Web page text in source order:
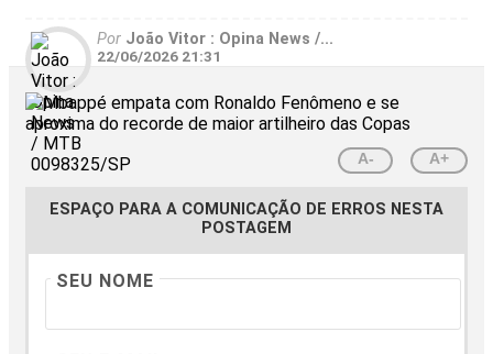
Por João Vitor : Opina News /...
22/06/2026 21:31
A- A+
ESPAÇO PARA A COMUNICAÇÃO DE ERROS NESTA
POSTAGEM
SEU NOME